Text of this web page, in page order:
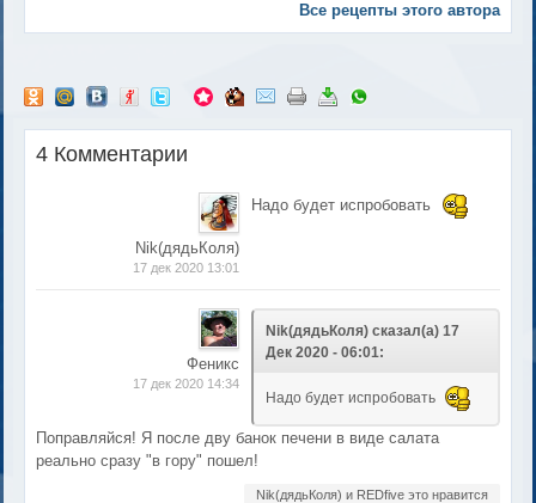
Все рецепты этого автора
4 Комментарии
Nik(дядьКоля)
17 дек 2020 13:01
Надо будет испробовать
Феникс
17 дек 2020 14:34
Nik(дядьКоля) сказал(а) 17
Дек 2020 - 06:01:
Надо будет испробовать
Поправляйся! Я после дву банок печени в виде салата
реально сразу "в гору" пошел!
Nik(дядьКоля) и REDfive это нравится